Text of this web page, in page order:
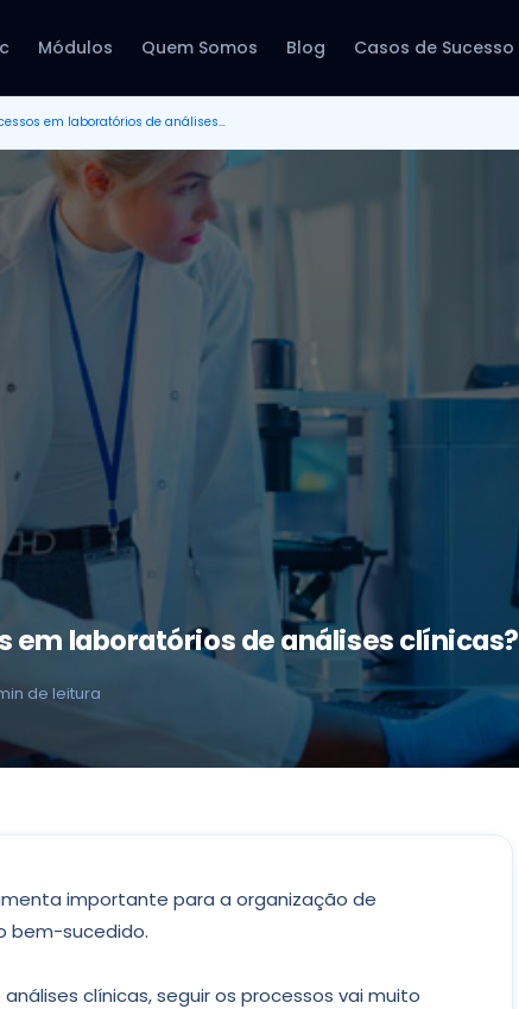
Módulos Quem Somos Blog Casos de Sucesso
Como seguir processos em laboratórios de análises clínicas?
em laboratórios de análises clínicas?
de leitura
importante para a organização de
bem-sucedido.
clínicas, seguir os processos vai muito